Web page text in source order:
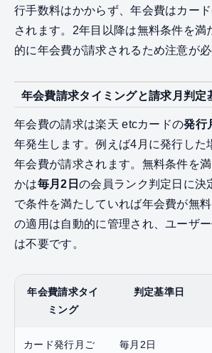
行手数料はかからず、年会費はカー
されます。2年目以降は無料条件を満
的に年会費が請求されるため注意が必
年会費請求タイミングと請求月判定
年会費の請求は楽天 etcカードの発行
年発生します。例えば4月に発行した
年会費が請求されます。無料条件を
かは毎月2日 の会員ランク判定日に決
で条件を満たしていれば年会費が無
の適用は自動的に管理され、ユーザ
は不要です。
年会費請求タイ
ミング
判定基準日
カード発行月ご 毎月2日